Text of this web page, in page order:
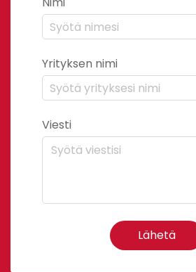
Yrityksen nimi
Viesti
Lähetä